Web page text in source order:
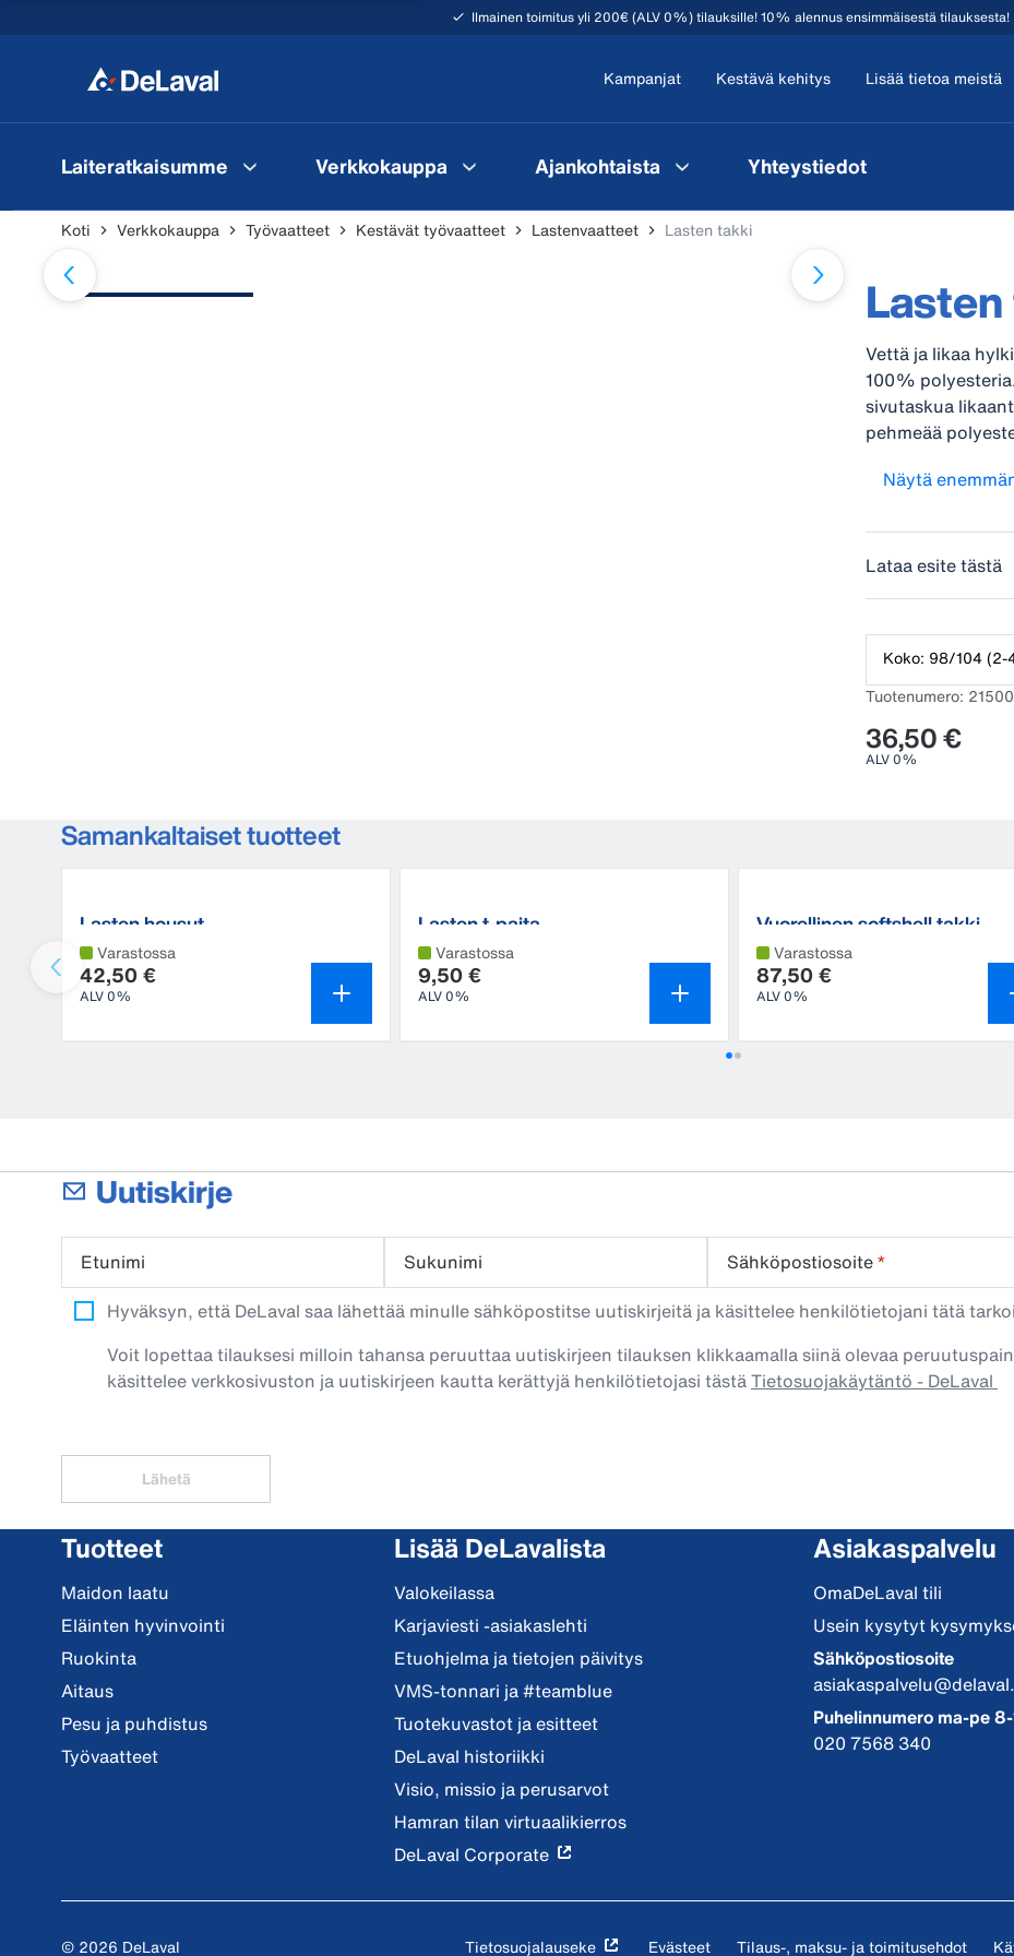
Ilmainen toimitus yli 200€ (ALV 0%) tilauksille! 10% alennus ensimmäisestä tilauksesta!
Kampanjat Kestävä kehitys Lisää tietoa meistä
Laiteratkaisumme Verkkokauppa Ajankohtaista Yhteystiedot
Koti Verkkokauppa Työvaatteet Kestävät työvaatteet Lastenvaatteet Lasten takki
Vettä ja likaa
100%
sivutaskua
pehmeää
suuria, valitse
Näytä
Lataa esite tästä
Koko: 98/104 (2-
Tuotenumero:
36,50 €
ALV 0%
Samankaltaiset tuotteet
Lasten housut
Varastossa
42,50 €
ALV 0%
Lasten t-paita
Varastossa
9,50 €
ALV 0%
Vuorellinen softshell takki
Varastossa
87,50 €
ALV 0%
Uutiskirje
Etunimi Sukunimi Sähköpostiosoite*
Hyväksyn, että DeLaval saa lähettää minulle sähköpostitse uutiskirjeitä ja käsittelee henkilötietojani tätä
Voit lopettaa tilauksesi milloin tahansa peruuttaa uutiskirjeen tilauksen klikkaamalla siinä olevaa
käsittelee verkkosivuston ja uutiskirjeen kautta kerättyjä henkilötietojasi tästäTietosuojakäytäntö - DeLaval
Lähetä
Tuotteet
Maidon laatu
Eläinten hyvinvointi
Ruokinta
Aitaus
Pesu ja puhdistus
Työvaatteet
Lisää DeLavalista
Valokeilassa
Karjaviesti -asiakaslehti
Etuohjelma ja tietojen päivitys
VMS-tonnari ja #teamblue
Tuotekuvastot ja esitteet
DeLaval historiikki
Visio, missio ja perusarvot
Hamran tilan virtuaalikierros
DeLaval Corporate
Asiakaspalvelu
OmaDeLaval tili
Usein kysytyt
Sähköpostiosoite
Puhelinnumero ma-pe
020 7568 340
© 2026 DeLaval Tietosuojalauseke Evästeet Tilaus-, maksu- ja toimitusehdot